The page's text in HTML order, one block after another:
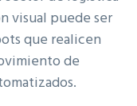
visual puede ser
que realicen
de